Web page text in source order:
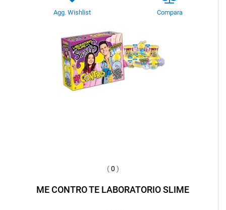
Agg. Wishlist Compara
(0 )
ME CONTRO TE LABORATORIO SLIME